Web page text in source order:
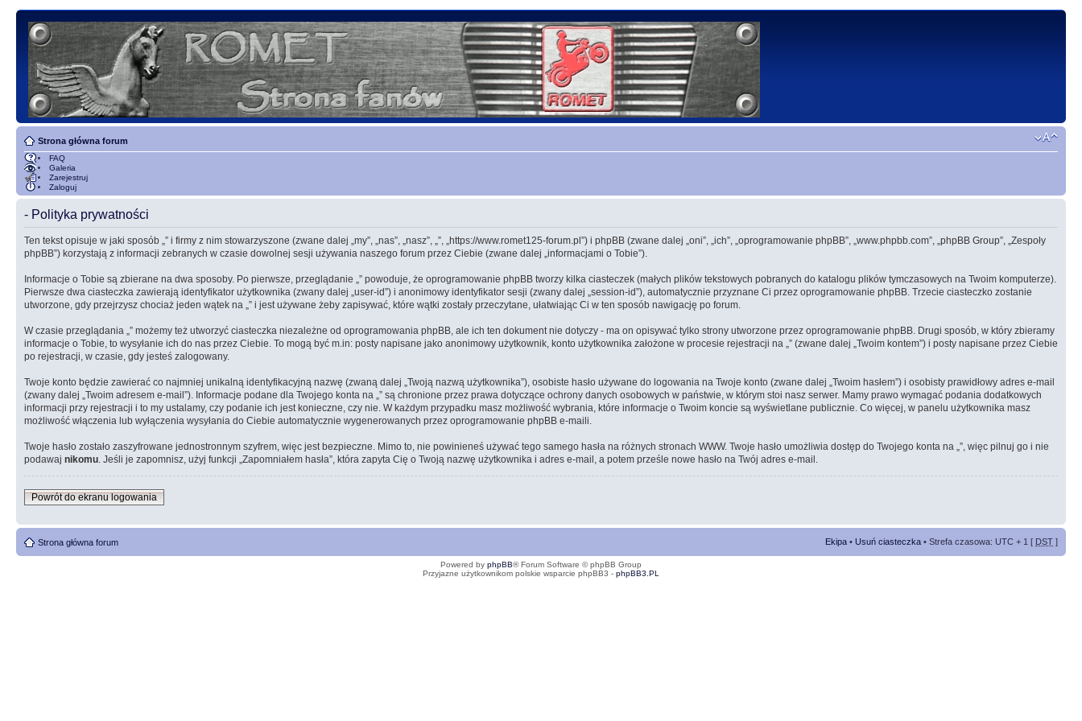
Strona główna forum
FAQ
Galeria
Zarejestruj
Zaloguj
- Polityka prywatności
Ten tekst opisuje w jaki sposób „” i firmy z nim stowarzyszone (zwane dalej „my”, „nas”, „nasz”, „”, „https://www.romet125-forum.pl”) i phpBB (zwane dalej „oni”, „ich”, „oprogramowanie phpBB”, „www.phpbb.com”, „phpBB Group”, „Zespoły
phpBB”) korzystają z informacji zebranych w czasie dowolnej sesji używania naszego forum przez Ciebie (zwane dalej „informacjami o Tobie”).
Informacje o Tobie są zbierane na dwa sposoby. Po pierwsze, przeglądanie „” powoduje, że oprogramowanie phpBB tworzy kilka ciasteczek (małych plików tekstowych pobranych do katalogu plików tymczasowych na Twoim komputerze).
Pierwsze dwa ciasteczka zawierają identyfikator użytkownika (zwany dalej „user-id”) i anonimowy identyfikator sesji (zwany dalej „session-id”), automatycznie przyznane Ci przez oprogramowanie phpBB. Trzecie ciasteczko zostanie
utworzone, gdy przejrzysz chociaż jeden wątek na „” i jest używane żeby zapisywać, które wątki zostały przeczytane, ułatwiając Ci w ten sposób nawigację po forum.
W czasie przeglądania „” możemy też utworzyć ciasteczka niezależne od oprogramowania phpBB, ale ich ten dokument nie dotyczy - ma on opisywać tylko strony utworzone przez oprogramowanie phpBB. Drugi sposób, w który zbieramy
informacje o Tobie, to wysyłanie ich do nas przez Ciebie. To mogą być m.in: posty napisane jako anonimowy użytkownik, konto użytkownika założone w procesie rejestracji na „” (zwane dalej „Twoim kontem”) i posty napisane przez Ciebie
po rejestracji, w czasie, gdy jesteś zalogowany.
Twoje konto będzie zawierać co najmniej unikalną identyfikacyjną nazwę (zwaną dalej „Twoją nazwą użytkownika”), osobiste hasło używane do logowania na Twoje konto (zwane dalej „Twoim hasłem”) i osobisty prawidłowy adres e-mail
(zwany dalej „Twoim adresem e-mail”). Informacje podane dla Twojego konta na „” są chronione przez prawa dotyczące ochrony danych osobowych w państwie, w którym stoi nasz serwer. Mamy prawo wymagać podania dodatkowych
informacji przy rejestracji i to my ustalamy, czy podanie ich jest konieczne, czy nie. W każdym przypadku masz możliwość wybrania, które informacje o Twoim koncie są wyświetlane publicznie. Co więcej, w panelu użytkownika masz
możliwość włączenia lub wyłączenia wysyłania do Ciebie automatycznie wygenerowanych przez oprogramowanie phpBB e-maili.
Twoje hasło zostało zaszyfrowane jednostronnym szyfrem, więc jest bezpieczne. Mimo to, nie powinieneś używać tego samego hasła na różnych stronach WWW. Twoje hasło umożliwia dostęp do Twojego konta na „”, więc pilnuj go i nie
podawaj nikomu. Jeśli je zapomnisz, użyj funkcji „Zapomniałem hasła”, która zapyta Cię o Twoją nazwę użytkownika i adres e-mail, a potem prześle nowe hasło na Twój adres e-mail.
Powrót do ekranu logowania
Strona główna forum Ekipa • Usuń ciasteczka • Strefa czasowa: UTC + 1 [ DST ]
Powered by phpBB® Forum Software © phpBB Group
Przyjazne użytkownikom polskie wsparcie phpBB3 - phpBB3.PL